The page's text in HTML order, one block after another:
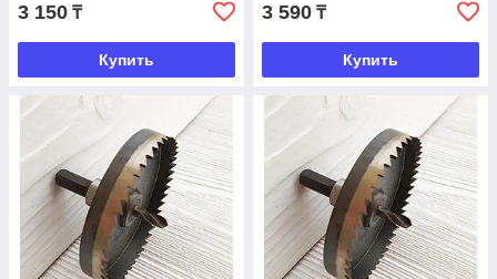
3 150 ₸
Купить
3 590 ₸
Купить